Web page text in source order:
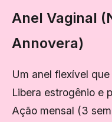
Anel Vaginal
Annovera)
Um anel flexível
Libera estrogênio e
Ação mensal (3